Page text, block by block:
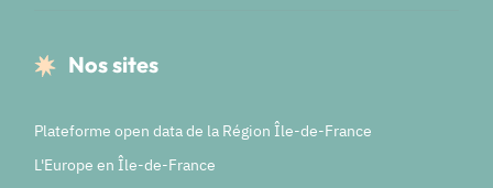
Nos sites
Plateforme open data de la Région Île-de-France
L'Europe en Île-de-France